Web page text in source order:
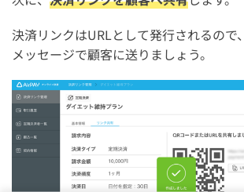
決済リンクはURLとして発行されるので
メッセージで顧客に送りましょう。